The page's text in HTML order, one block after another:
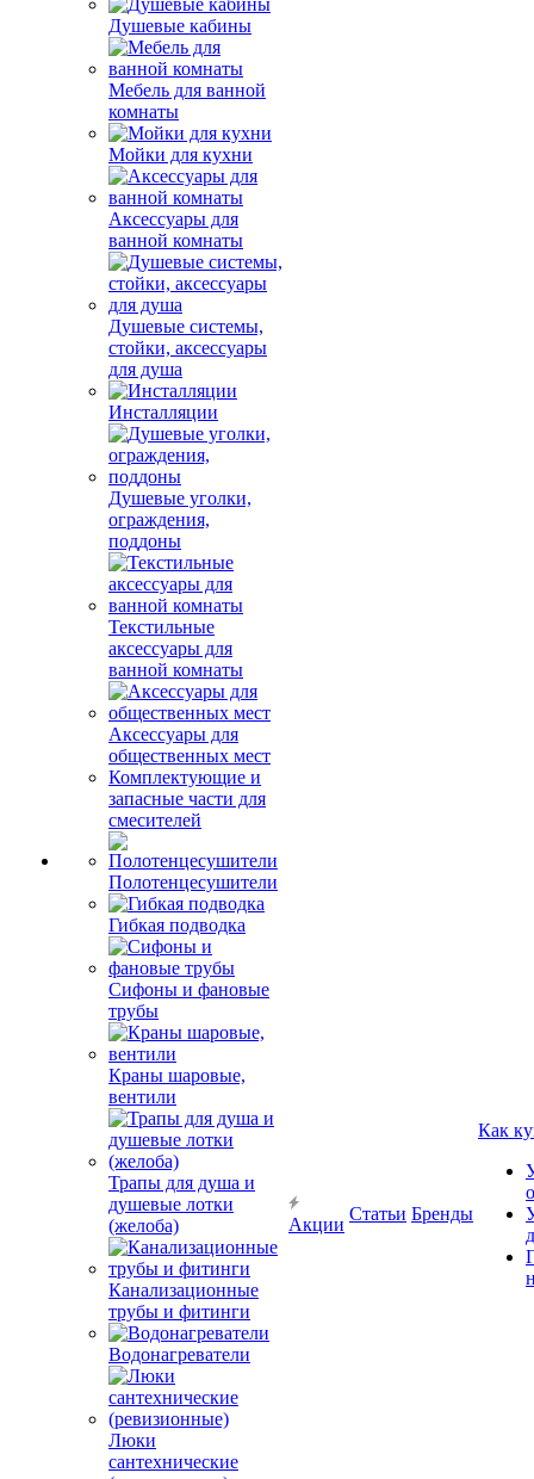
Душевые кабины
Мебель для ванной
комнаты
Мойки для кухни
Аксессуары для
ванной комнаты
Душевые системы,
стойки, аксессуары
для душа
Инсталляции
Душевые уголки,
ограждения,
поддоны
Текстильные
аксессуары для
ванной комнаты
Аксессуары для
общественных мест
Комплектующие и
запасные части для
смесителей
Полотенцесушители
Гибкая подводка
Сифоны и фановые
трубы
Краны шаровые,
вентили
Трапы для душа и
душевые лотки
(желоба)
Канализационные
трубы и фитинги
Водонагреватели
Люки
сантехнические
Акции
Статьи Бренды
Как